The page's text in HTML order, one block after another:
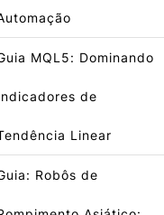
MQL5: Dominando
de
Linear
Robôs de